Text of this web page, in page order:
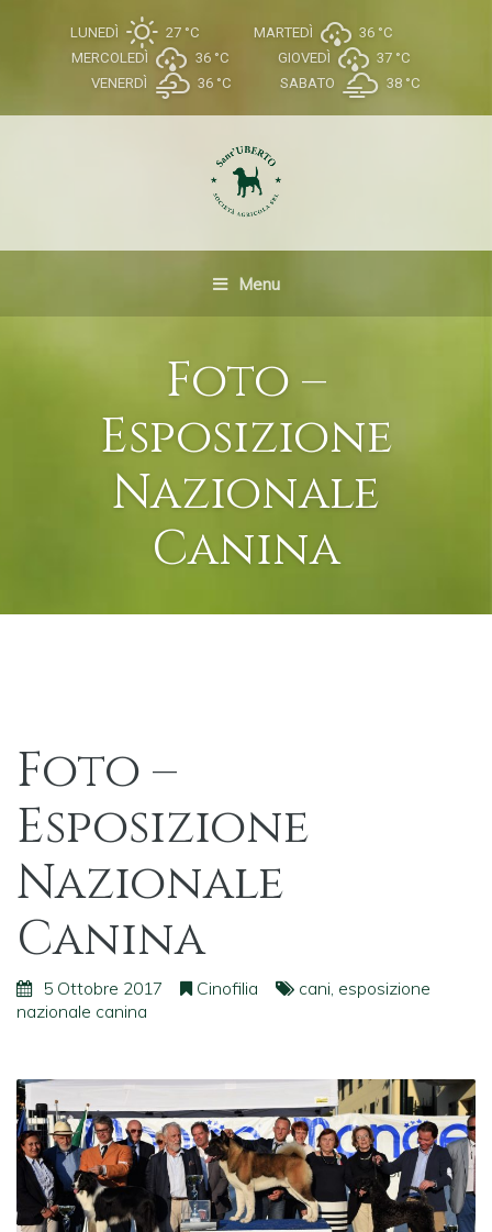
LUNEDÌ 27 °C MARTEDÌ 36 °C
MERCOLEDÌ
36 °C GIOVEDÌ 37 °C
VENERDÌ
36 °C SABATO 38 °C
Menu
Foto –
Esposizione
Nazionale
Canina
Foto –
Esposizione
Nazionale
Canina
5 Ottobre 2017 Cinofilia cani, esposizione
nazionale canina